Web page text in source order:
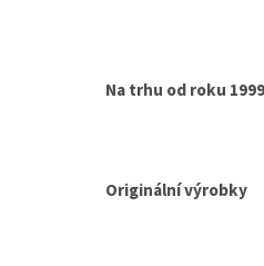
Na trhu od roku 1999
Originální výrobky